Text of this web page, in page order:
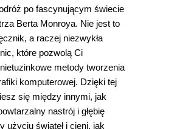
po fascynującym świecie
Berta Monroya. Nie jest to
a raczej niezwykła
które pozwolą Ci
metody tworzenia
komputerowej. Dzięki tej
się między innymi, jak
nastrój i głębię
użyciu świateł i cieni, jak